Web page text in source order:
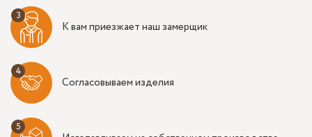
К вам приезжает наш замерщик
Согласовываем изделия